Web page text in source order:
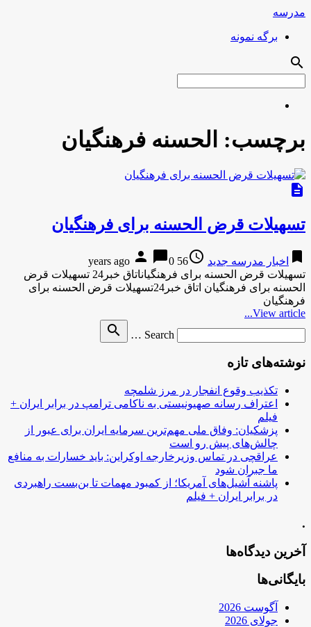
مدرسه
برگه نمونه
search
برچسب: الحسنه فرهنگیان
description
تسهیلات قرض‌ الحسنه برای فرهنگیان
bookmark اخبار مدرسه جدید access_time
56 years ago
person chat_bubble0
تسهیلات قرض‌ الحسنه برای فرهنگیاناتاق خبر24 تسهیلات قرض‌
الحسنه برای فرهنگیان اتاق خبر24تسهیلات قرض‌ الحسنه برای
فرهنگیان
View article...
Search …
search
نوشته‌های تازه
تکذیب وقوع انفجار در مرز شلمچه
اعتراف رسانه صهیونیستی به ناکامی ترامپ در برابر ایران +
فیلم
پزشکیان: وفاق ملی مهم‌ترین سرمایه ایران برای عبور از
چالش‌های پیش رو است
عراقچی در تماس وزیرخارجه اوکراین: باید خسارات به منافع
ما جبران شود
پاشنه آشیل‌های آمریکا؛ از کمبود مهمات تا بن‌بست راهبردی
در برابر ایران + فیلم
.
آخرین دیدگاه‌ها
بایگانی‌ها
آگوست 2026
جولای 2026